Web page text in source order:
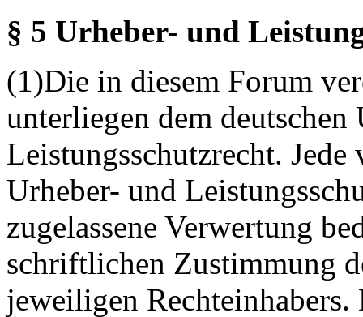
§ 5 Urheber- und
(1)Die in diesem Forum
unterliegen dem deutschen
Leistungsschutzrecht. Jede
Urheber- und
zugelassene Verwertung
schriftlichen Zustimmung
jeweiligen